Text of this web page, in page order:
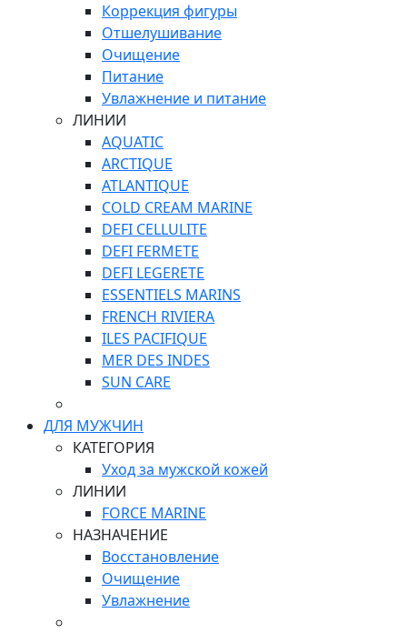
Коррекция фигуры
Отшелушивание
Очищение
Питание
Увлажнение и питание
ЛИНИИ
AQUATIC
ARCTIQUE
ATLANTIQUE
COLD CREAM MARINE
DEFI CELLULITE
DEFI FERMETE
DEFI LEGERETE
ESSENTIELS MARINS
FRENCH RIVIERA
ILES PACIFIQUE
MER DES INDES
SUN CARE
ДЛЯ МУЖЧИН
КАТЕГОРИЯ
Уход за мужской кожей
ЛИНИИ
FORCE MARINE
НАЗНАЧЕНИЕ
Восстановление
Очищение
Увлажнение